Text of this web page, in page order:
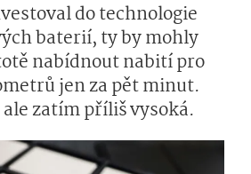
do technologie
baterií, ty by mohly
nabídnout nabití pro
jen za pět minut.
zatím příliš vysoká.